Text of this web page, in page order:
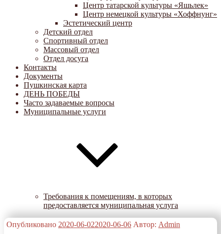
Центр татарской культуры «Яшьлек»
Центр немецкой культуры «Хоффнунг»
Эстетический центр
Детский отдел
Спортивный отдел
Массовый отдел
Отдел досуга
Контакты
Документы
Пушкинская карта
ДЕНЬ ПОБЕДЫ
Часто задаваемые вопросы
Муниципальные услуги
Требования к помещениям, в которых
предоставляется муниципальная услуга
Опубликовано 2020-06-022020-06-06 Автор: Admin